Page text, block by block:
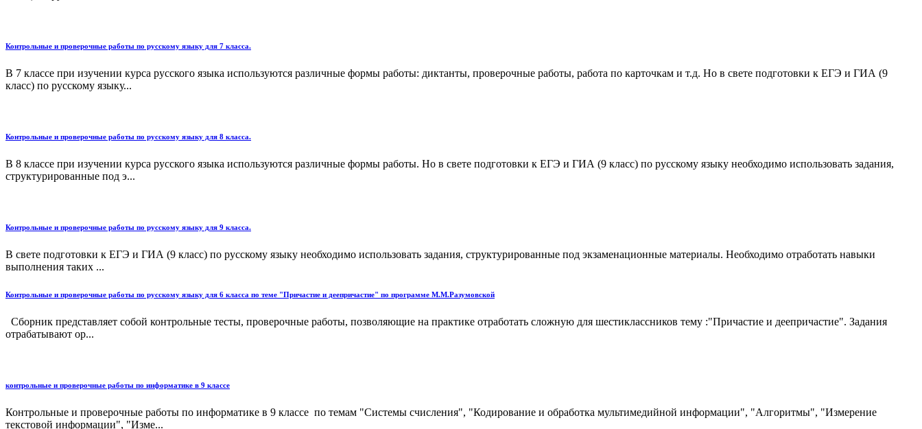
Контрольные и проверочные работы по русскому языку для 7 класса.
В 7 классе при изучении курса русского языка используются различные формы работы: диктанты, проверочные работы, работа по карточкам и т.д. Но в свете подготовки к ЕГЭ и ГИА (9
класс) по русскому языку...
Контрольные и проверочные работы по русскому языку для 8 класса.
В 8 классе при изучении курса русского языка используются различные формы работы. Но в свете подготовки к ЕГЭ и ГИА (9 класс) по русскому языку необходимо использовать задания,
структурированные под э...
Контрольные и проверочные работы по русскому языку для 9 класса.
В свете подготовки к ЕГЭ и ГИА (9 класс) по русскому языку необходимо использовать задания, структурированные под экзаменационные материалы. Необходимо отработать навыки
выполнения таких ...
Контрольные и проверочные работы по русскому языку для 6 класса по теме "Причастие и деепричастие" по программе М.М.Разумовской
Сборник представляет собой контрольные тесты, проверочные работы, позволяющие на практике отработать сложную для шестиклассников тему :"Причастие и деепричастие". Задания
отрабатывают ор...
контрольные и проверочные работы по информатике в 9 классе
Контрольные и проверочные работы по информатике в 9 классе по темам "Системы счисления", "Кодирование и обработка мультимедийной информации", "Алгоритмы", "Измерение
текстовой информации", "Изме...